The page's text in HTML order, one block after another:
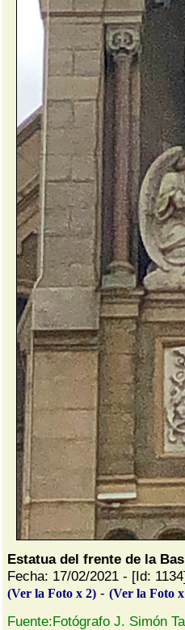
Estatua del frente de la
Fecha: 17/02/2021 - [Id:
(Ver la Foto x 2) - (Ver la Foto
Fuente:Fotógrafo J. Simón